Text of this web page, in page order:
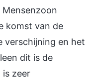
komst van de
verschijning en het
dit is de
zeer